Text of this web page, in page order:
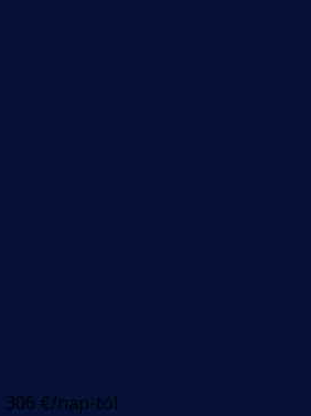
306 €/nap-tól